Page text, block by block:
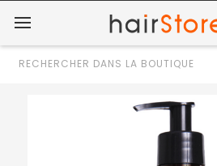
Rechercher